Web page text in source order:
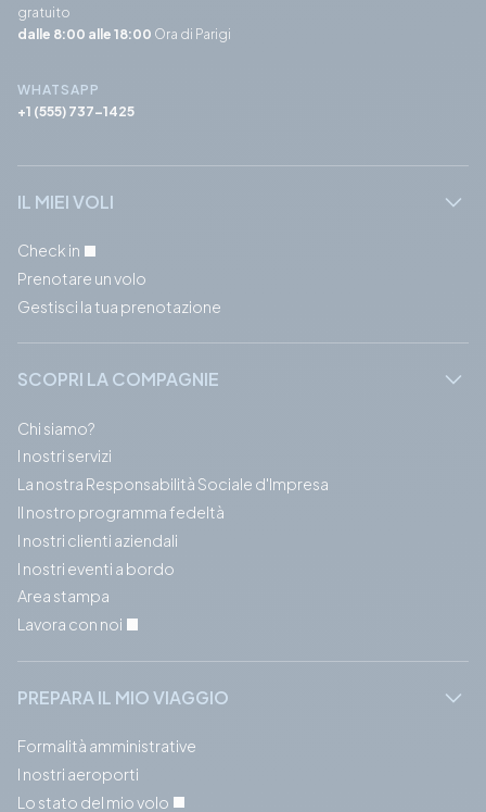
gratuito
dalle 8:00 alle 18:00 Ora di Parigi
WHATSAPP
+1 (555) 737-1425
IL MIEI VOLI
Check in
Prenotare un volo
Gestisci la tua prenotazione
SCOPRI LA COMPAGNIE
Chi siamo?
I nostri servizi
La nostra Responsabilità Sociale d'Impresa
Il nostro programma fedeltà
I nostri clienti aziendali
I nostri eventi a bordo
Area stampa
Lavora con noi
PREPARA IL MIO VIAGGIO
Formalità amministrative
I nostri aeroporti
Lo stato del mio volo